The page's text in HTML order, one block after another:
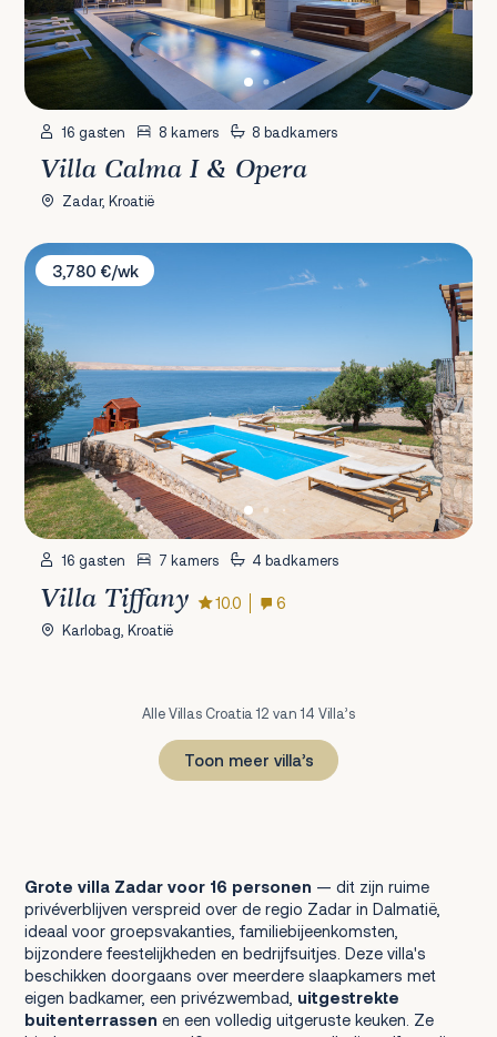
16 gasten 8 kamers 8 badkamers
Villa Calma I & Opera
Zadar, Kroatië
Villa Tiffany
3,780 €/wk
16 gasten 7 kamers 4 badkamers
Villa Tiffany 10.0 6
Karlobag, Kroatië
Alle Villas Croatia 12 van 14 Villa’s
Toon meer villa’s
Grote villa Zadar voor 16 personen — dit zijn ruime
privéverblijven verspreid over de regio Zadar in Dalmatië,
ideaal voor groepsvakanties, familiebijeenkomsten,
bijzondere feestelijkheden en bedrijfsuitjes. Deze villa's
beschikken doorgaans over meerdere slaapkamers met
eigen badkamer, een privézwembad, uitgestrekte
buitenterrassen en een volledig uitgeruste keuken. Ze